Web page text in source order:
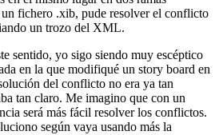
fichero .xib, pude resolver el conflicto
un trozo del XML.
sentido, yo sigo siendo muy escéptico
en la que modifiqué un story board en
del conflicto no era ya tan
tan claro. Me imagino que con un
será más fácil resolver los conflictos.
según vaya usando más la